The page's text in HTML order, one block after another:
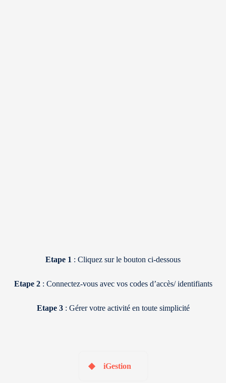
Etape 1 : Cliquez sur le bouton ci-dessous
Etape 2: Connectez-vous avec vos codes d’accès/ identifiants
Etape 3: Gérer votre activité en toute simplicité
iGestion